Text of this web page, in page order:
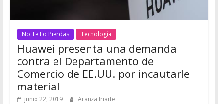
No Te Lo Pierdas Tecnología
Huawei presenta una demanda
contra el Departamento de
Comercio de EE.UU. por incautarle
material
junio 22, 2019 Aranza Iriarte